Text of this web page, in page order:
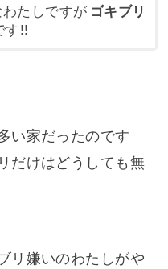
たしですが ゴキブリ
す!!
い家だったのです
だけはどうしても無
リ嫌いのわたしがや